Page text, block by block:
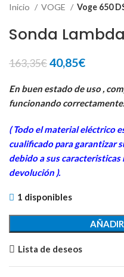
Inicio VOGE Voge 650
Sonda
163,35€El
original
era:
40,85€El
actual
es:
En buen estado de uso ,
funcionando correctamente.
( Todo el material eléctrico
cualificado para garantizar
debido a sus
devolución ).
1 disponibles
Lista de deseos